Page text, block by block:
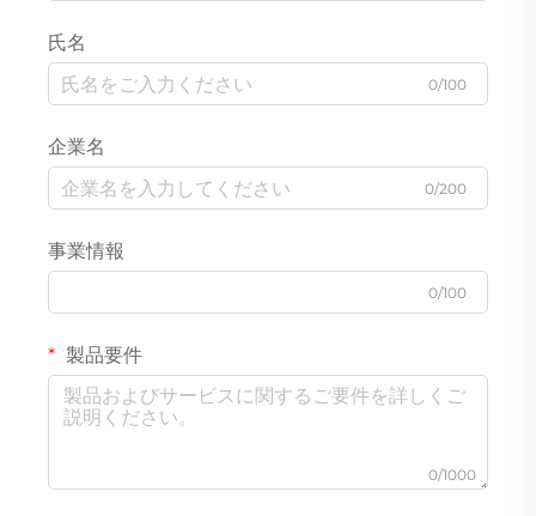
氏名
0/100
企業名
0/200
事業情報
0/100
製品要件
0/1000